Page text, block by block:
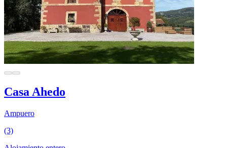
Casa Ahedo
Ampuero
(3)